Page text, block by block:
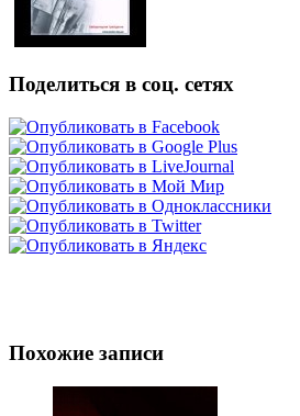
Поделиться в соц. сетях
Похожие записи